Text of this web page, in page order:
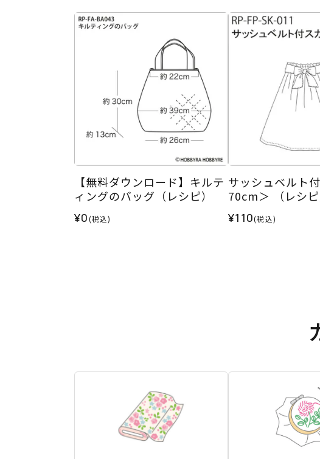
【無料ダウンロード】キルテ
ィングのバッグ（レシピ）
¥0(税込)
サッシュベルト
70cm＞ （レシピ
¥110(税込)